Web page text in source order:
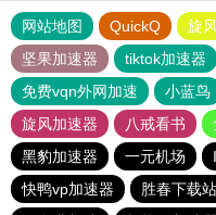
网站地图 QuickQ 旋
坚果加速器
tiktok加速器
免费vqn外网加速
小蓝鸟
旋风加速器
八戒看书
黑豹加速器
一元机场
快鸭vp加速器
胜春下载站